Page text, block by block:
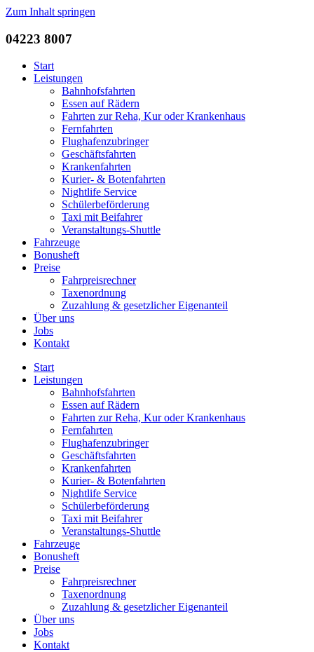
Zum Inhalt springen
04223 8007
Start
Leistungen
Bahnhofsfahrten
Essen auf Rädern
Fahrten zur Reha, Kur oder Krankenhaus
Fernfahrten
Flughafenzubringer
Geschäftsfahrten
Krankenfahrten
Kurier- & Botenfahrten
Nightlife Service
Schülerbeförderung
Taxi mit Beifahrer
Veranstaltungs-Shuttle
Fahrzeuge
Bonusheft
Preise
Fahrpreisrechner
Taxenordnung
Zuzahlung & gesetzlicher Eigenanteil
Über uns
Jobs
Kontakt
Start
Leistungen
Bahnhofsfahrten
Essen auf Rädern
Fahrten zur Reha, Kur oder Krankenhaus
Fernfahrten
Flughafenzubringer
Geschäftsfahrten
Krankenfahrten
Kurier- & Botenfahrten
Nightlife Service
Schülerbeförderung
Taxi mit Beifahrer
Veranstaltungs-Shuttle
Fahrzeuge
Bonusheft
Preise
Fahrpreisrechner
Taxenordnung
Zuzahlung & gesetzlicher Eigenanteil
Über uns
Jobs
Kontakt